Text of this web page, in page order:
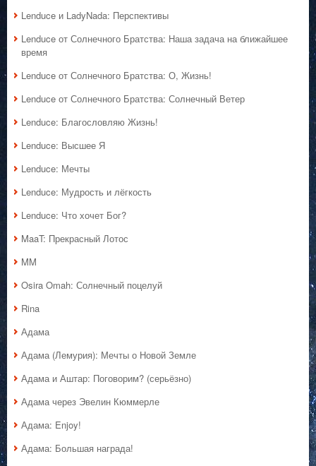
Lenduce и LadyNada: Перспективы
Lenduce от Солнечного Братства: Наша задача на ближайшее
время
Lenduce от Солнечного Братства: О, Жизнь!
Lenduce от Солнечного Братства: Солнечный Ветер
Lenduce: Благословляю Жизнь!
Lenduce: Высшее Я
Lenduce: Мечты
Lenduce: Мудрость и лёгкость
Lenduce: Что хочет Бог?
MaaT: Прекрасный Лотос
MM
Osira Omah: Солнечный поцелуй
Rina
Адама
Адама (Лемурия): Мечты о Новой Земле
Адама и Аштар: Поговорим? (серьёзно)
Адама через Эвелин Кюммерле
Адама: Enjoy!
Адама: Большая награда!